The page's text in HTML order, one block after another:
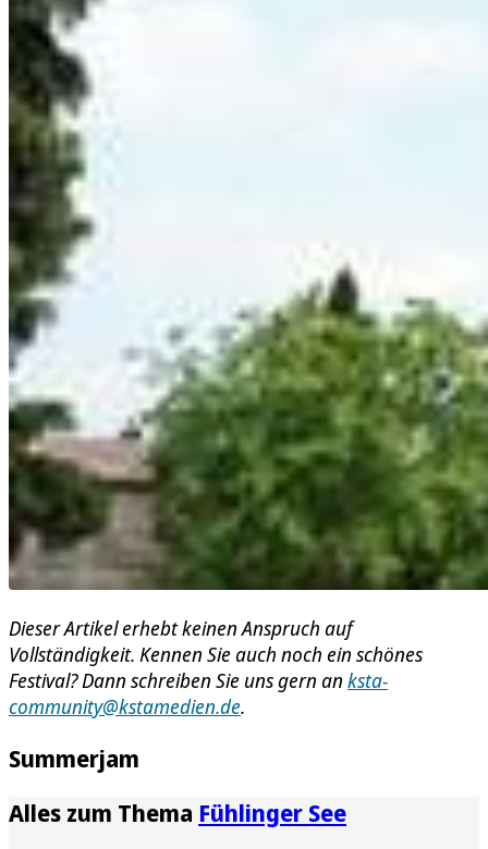
Dieser Artikel erhebt keinen Anspruch auf
Vollständigkeit. Kennen Sie auch noch ein schönes
Festival? Dann schreiben Sie uns gern an ksta-
community@kstamedien.de.
Summerjam
Alles zum Thema Fühlinger See